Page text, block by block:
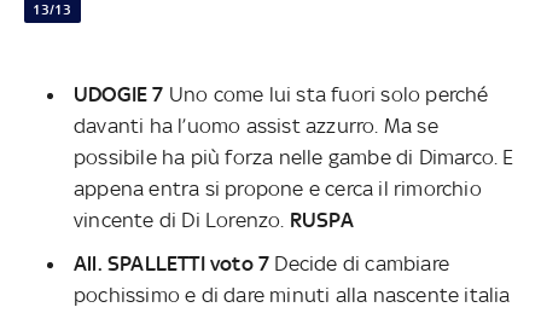
13/13
UDOGIE 7 Uno come lui sta fuori solo perché
davanti ha l’uomo assist azzurro. Ma se
possibile ha più forza nelle gambe di Dimarco. E
appena entra si propone e cerca il rimorchio
vincente di Di Lorenzo. RUSPA
All. SPALLETTI voto 7 Decide di cambiare
pochissimo e di dare minuti alla nascente italia